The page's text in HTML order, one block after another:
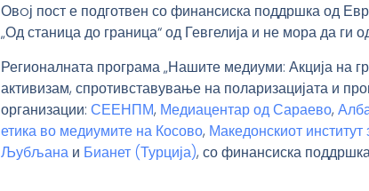
Овoј пост е подготвен со финансиска поддршка од
„Од станица до граница“ од Гевгелија и не мора да ги
Регионалната програма „Нашите медиуми: Акција на
активизам, спротивставување на поларизацијата и
организации: СЕЕНПМ, Медиацентар од Сараево,
етика во медиумите на Косово, Македонскиот
Љубљана и Бианет (Турција), со финансиска